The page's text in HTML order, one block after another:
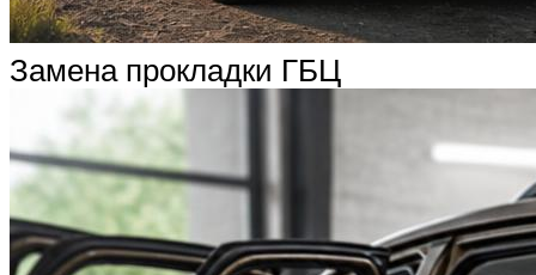
Замена прокладки ГБЦ